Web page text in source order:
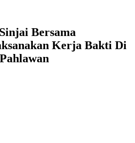
Bersama
Kerja Bakti Di